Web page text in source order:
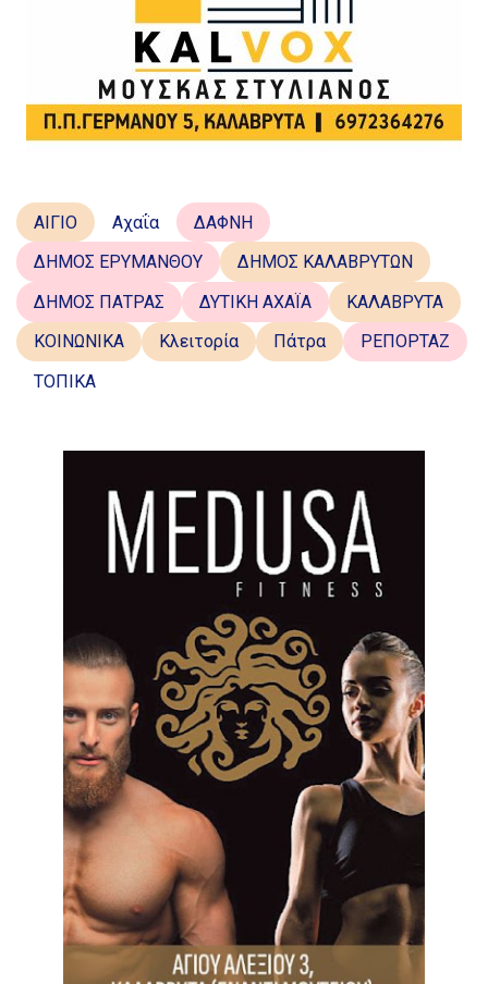
ΑΙΓΙΟ Αχαΐα
ΔΑΦΝΗ
ΔΗΜΟΣ ΕΡΥΜΑΝΘΟΥ
ΔΗΜΟΣ ΚΑΛΑΒΡΥΤΩΝ
ΔΗΜΟΣ ΠΑΤΡΑΣ
ΔΥΤΙΚΗ ΑΧΑΪΑ
ΚΑΛΑΒΡΥΤΑ
ΚΟΙΝΩΝΙΚΑ
Κλειτορία Πάτρα
ΡΕΠΟΡΤΑΖ
ΤΟΠΙΚΑ